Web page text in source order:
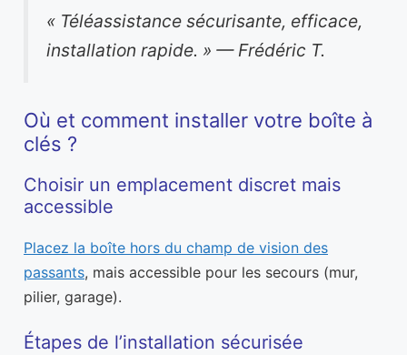
« Téléassistance sécurisante, efficace,
installation rapide. » — Frédéric T.
Où et comment installer votre boîte à
clés ?
Choisir un emplacement discret mais
accessible
Placez la boîte hors du champ de vision des
passants, mais accessible pour les secours (mur,
pilier, garage).
Étapes de l’installation sécurisée